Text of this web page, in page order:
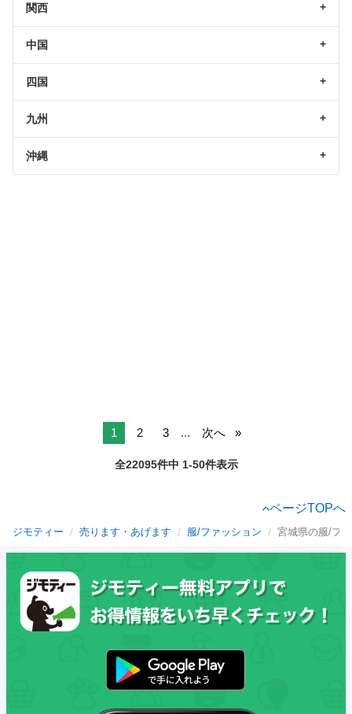
関西
中国
四国
九州
沖縄
1 2 3 ... 次へ
全22095件中 1-50件表示
ページTOPへ
ジモティー 売ります・あげます 服/ファッション 宮城県の服/フ